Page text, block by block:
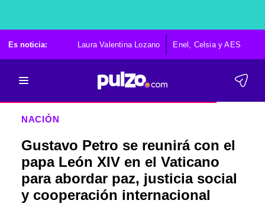
Es noticia: Laura Valentina Lozano Enel, Celsia y AES
NACIÓN
Gustavo Petro se reunirá con el
papa León XIV en el Vaticano
para abordar paz, justicia social
y cooperación internacional